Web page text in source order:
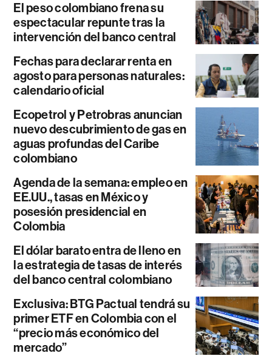
El peso colombiano frena su
espectacular repunte tras la
intervención del banco central
Fechas para declarar renta en
agosto para personas naturales:
calendario oficial
Ecopetrol y Petrobras anuncian
nuevo descubrimiento de gas en
aguas profundas del Caribe
colombiano
Agenda de la semana: empleo en
EE.UU., tasas en México y
posesión presidencial en
Colombia
El dólar barato entra de lleno en
la estrategia de tasas de interés
del banco central colombiano
Exclusiva: BTG Pactual tendrá su
primer ETF en Colombia con el
“precio más económico del
mercado”